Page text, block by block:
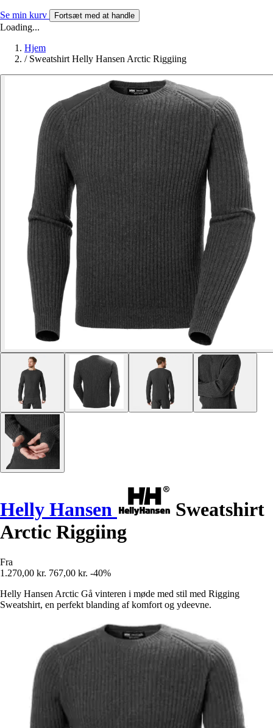
Se min kurv Fortsæt med at handle
Loading...
Hjem
/ Sweatshirt Helly Hansen Arctic Riggiing
Helly Hansen
Sweatshirt
Arctic Riggiing
Fra
1.270,00 kr. 767,00 kr. -40%
Helly Hansen Arctic Gå vinteren i møde med stil med Rigging
Sweatshirt, en perfekt blanding af komfort og ydeevne.